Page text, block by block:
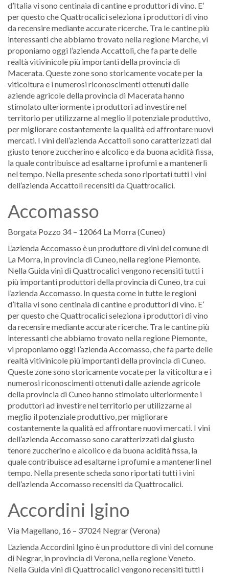
d’Italia vi sono centinaia di cantine e produttori di vino. E’
per questo che Quattrocalici seleziona i produttori di vino
da recensire mediante accurate ricerche. Tra le cantine più
interessanti che abbiamo trovato nella regione Marche, vi
proponiamo oggi l’azienda Accattoli, che fa parte delle
realtà vitivinicole più importanti della provincia di
Macerata. Queste zone sono storicamente vocate per la
viticoltura e i numerosi riconoscimenti ottenuti dalle
aziende agricole della provincia di Macerata hanno
stimolato ulteriormente i produttori ad investire nel
territorio per utilizzarne al meglio il potenziale produttivo,
per migliorare costantemente la qualità ed affrontare nuovi
mercati. I vini dell’azienda Accattoli sono caratterizzati dal
giusto tenore zuccherino e alcolico e da buona acidità fissa,
la quale contribuisce ad esaltarne i profumi e a mantenerli
nel tempo. Nella presente scheda sono riportati tutti i vini
dell’azienda Accattoli recensiti da Quattrocalici.
Accomasso
Borgata Pozzo 34 – 12064 La Morra (Cuneo)
L’azienda Accomasso è un produttore di vini del comune di
La Morra, in provincia di Cuneo, nella regione Piemonte.
Nella Guida vini di Quattrocalici vengono recensiti tutti i
più importanti produttori della provincia di Cuneo, tra cui
l’azienda Accomasso. In questa come in tutte le regioni
d’Italia vi sono centinaia di cantine e produttori di vino. E’
per questo che Quattrocalici seleziona i produttori di vino
da recensire mediante accurate ricerche. Tra le cantine più
interessanti che abbiamo trovato nella regione Piemonte,
vi proponiamo oggi l’azienda Accomasso, che fa parte delle
realtà vitivinicole più importanti della provincia di Cuneo.
Queste zone sono storicamente vocate per la viticoltura e i
numerosi riconoscimenti ottenuti dalle aziende agricole
della provincia di Cuneo hanno stimolato ulteriormente i
produttori ad investire nel territorio per utilizzarne al
meglio il potenziale produttivo, per migliorare
costantemente la qualità ed affrontare nuovi mercati. I vini
dell’azienda Accomasso sono caratterizzati dal giusto
tenore zuccherino e alcolico e da buona acidità fissa, la
quale contribuisce ad esaltarne i profumi e a mantenerli nel
tempo. Nella presente scheda sono riportati tutti i vini
dell’azienda Accomasso recensiti da Quattrocalici.
Accordini Igino
Via Magellano, 16 – 37024 Negrar (Verona)
L’azienda Accordini Igino è un produttore di vini del comune
di Negrar, in provincia di Verona, nella regione Veneto.
Nella Guida vini di Quattrocalici vengono recensiti tutti i